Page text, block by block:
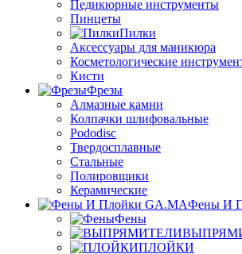
Педикюрные инструменты
Пинцеты
Пилки
Аксессуары для маникюра
Косметологические
Кисти
Фрезы
Алмазные камни
Колпачки шлифовальные
Pododisc
Твердосплавные
Стальные
Полировщики
Керамические
Фены И
Фены
ПЛОЙКИ